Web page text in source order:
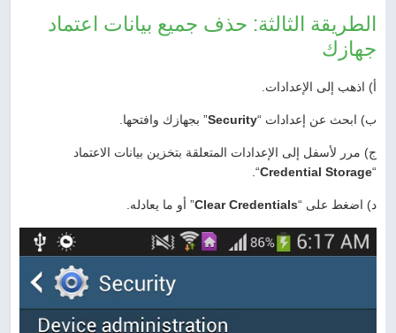
الطريقة الثالثة: حذف جميع بيانات اعتماد
جهازك
أ) اذهب إلى الإعدادات.
ب) ابحث عن إعدادات “Security” بجهازك وافتحها.
ج) مرر لأسفل إلى الإعدادات المتعلقة بتخزين بيانات الاعتماد
“
Credential Storage
“.
د) اضغط على “Clear Credentials” أو ما يعادله.